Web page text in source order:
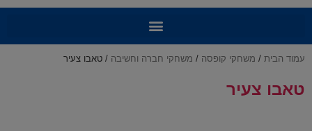
עמוד הבית / משחקי קופסה / משחקי חברה וחשיבה / טאבו צעיר
טאבו צעיר